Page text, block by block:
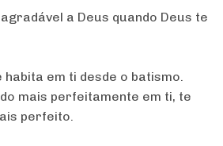
a Deus quando Deus te
habita em ti desde o batismo.
mais perfeitamente em ti, te
perfeito.